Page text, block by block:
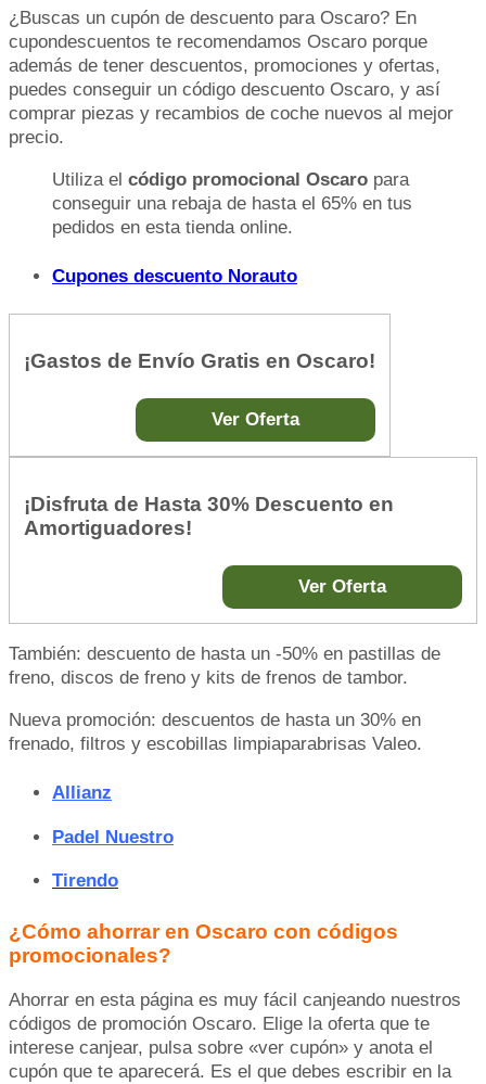
¿Buscas un cupón de descuento para Oscaro? En
cupondescuentos te recomendamos Oscaro porque
además de tener descuentos, promociones y ofertas,
puedes conseguir un código descuento Oscaro, y así
comprar piezas y recambios de coche nuevos al mejor
precio.
Utiliza el código promocional Oscaro para
conseguir una rebaja de hasta el 65% en tus
pedidos en esta tienda online.
Cupones descuento Norauto
¡Gastos de Envío Gratis en Oscaro!
Ver Oferta
¡Disfruta de Hasta 30% Descuento en
Amortiguadores!
Ver Oferta
También: descuento de hasta un -50% en pastillas de
freno, discos de freno y kits de frenos de tambor.
Nueva promoción: descuentos de hasta un 30% en
frenado, filtros y escobillas limpiaparabrisas Valeo.
Allianz
Padel Nuestro
Tirendo
¿Cómo ahorrar en Oscaro con códigos
promocionales?
Ahorrar en esta página es muy fácil canjeando nuestros
códigos de promoción Oscaro. Elige la oferta que te
interese canjear, pulsa sobre «ver cupón» y anota el
cupón que te aparecerá. Es el que debes escribir en la